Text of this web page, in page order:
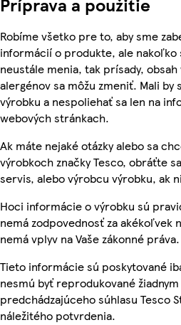
Robíme všetko pre to, aby sme
informácií o produkte, ale
neustále menia, tak prísady, obsah
alergénov sa môžu zmeniť. Mali
výrobku a nespoliehať sa len na
webových stránkach.
Ak máte nejaké otázky alebo sa
výrobkoch značky Tesco, obráťte
servis, alebo výrobcu výrobku, ak
Hoci informácie o výrobku sú
nemá zodpovednosť za akékoľvek
nemá vplyv na Vaše zákonné práva.
Tieto informácie sú poskytované
nesmú byť reprodukované
predchádzajúceho súhlasu Tesco
náležitého potvrdenia.